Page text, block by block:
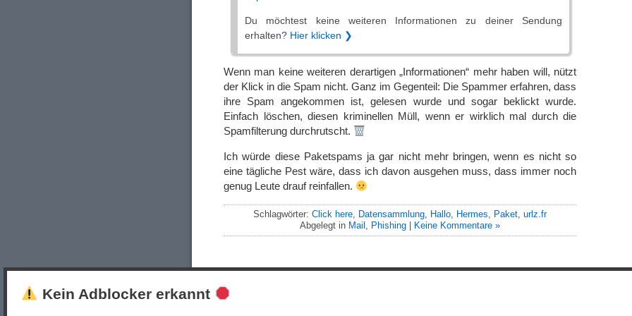
Du möchtest keine weiteren Informationen zu deiner Sendung
erhalten? Hier klicken ❯
Wenn man keine weiteren derartigen „Informationen“ mehr haben will, nützt
der Klick in die Spam nicht. Ganz im Gegenteil: Die Spammer erfahren, dass
ihre Spam angekommen ist, gelesen wurde und sogar beklickt wurde.
Einfach löschen, diesen kriminellen Müll, wenn er wirklich mal durch die
Spamfilterung durchrutscht.
Ich würde diese Paketspams ja gar nicht mehr bringen, wenn es nicht so
eine tägliche Pest wäre, dass ich davon ausgehen muss, dass immer noch
genug Leute drauf reinfallen.
Schlagwörter: Click here Datensammlung Hallo Hermes Paket urlz.fr
Abgelegt in Mail Phishing | Keine Kommentare »
Kein Adblocker erkannt